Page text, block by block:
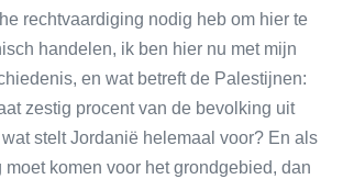
rechtvaardiging nodig heb om hier te
handelen, ik ben hier nu met mijn
en wat betreft de Palestijnen:
zestig procent van de bevolking uit
stelt Jordanië helemaal voor? En als
komen voor het grondgebied, dan